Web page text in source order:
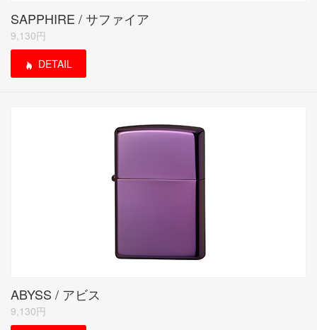
SAPPHIRE / サファイア
9,130円
DETAIL
ABYSS / アビス
9,130円